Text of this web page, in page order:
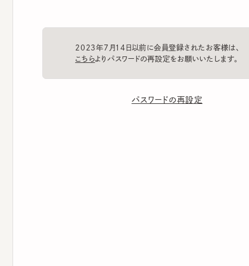
2023年7月14日以前に会員登録されたお客様は、
パスワードの再設定